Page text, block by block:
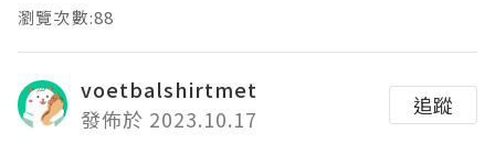
瀏覽次數:88
voetbalshirtmet
發佈於 2023.10.17
追蹤